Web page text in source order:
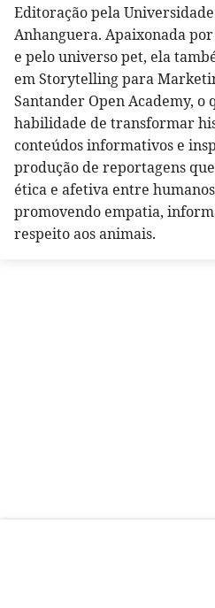
Editoração pela
Anhanguera. Apaixonada
e pelo universo pet, ela
em Storytelling para
Santander Open Academy, o
habilidade de transformar
conteúdos informativos e
produção de reportagens
ética e afetiva entre
promovendo empatia,
respeito aos animais.